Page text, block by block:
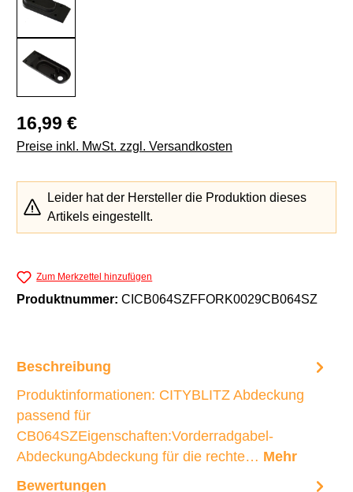
Regulärer Preis:
16,99 €
Preise inkl. MwSt. zzgl. Versandkosten
Leider hat der Hersteller die Produktion dieses
Artikels eingestellt.
Zum Merkzettel hinzufügen
Produktnummer: CICB064SZFFORK0029CB064SZ
Beschreibung
Produktinformationen: CITYBLITZ Abdeckung
passend für
CB064SZEigenschaften:Vorderradgabel-
AbdeckungAbdeckung für die rechte… Mehr
Bewertungen